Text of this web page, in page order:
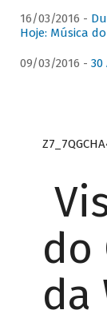
16/03/2016 -
Hoje: Música
09/03/2016 - 30
do
da